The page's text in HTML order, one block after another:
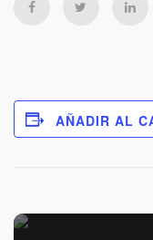
AÑADIR AL